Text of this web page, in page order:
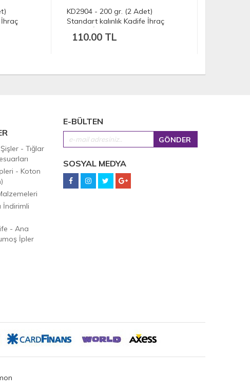
KD2904 - 200 gr. (2 Adet)
Standart kalınlık Kadife İhraç
110.00 TL
- Tığlar
- Koton
İndirimli
- Ana
İpler
E-BÜLTEN
SOSYAL MEDYA